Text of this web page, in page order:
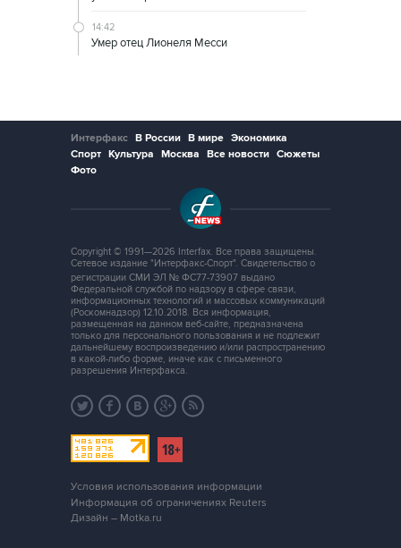
14:42
Умер отец Лионеля Месси
Интерфакс В России В мире Экономика
Спорт Культура Москва Все новости Сюжеты
Фото
Copyright © 1991—2026 Interfax. Все права защищены.
Сетевое издание "Интерфакс-Спорт". Свидетельство о
регистрации СМИ ЭЛ № ФС77-73907 выдано
Федеральной службой по надзору в сфере связи,
информационных технологий и массовых коммуникаций
(Роскомнадзор) 12.10.2018. Вся информация,
размещенная на данном веб-сайте, предназначена
только для персонального пользования и не подлежит
дальнейшему воспроизведению и/или распространению
в какой-либо форме, иначе как с письменного
разрешения Интерфакса.
Условия использования информации
Информация об ограничениях Reuters
Дизайн – Motka.ru